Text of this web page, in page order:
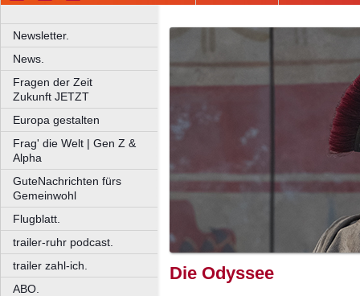
Newsletter.
News.
Fragen der Zeit
Zukunft JETZT
Europa gestalten
Frag' die Welt | Gen Z &
Alpha
GuteNachrichten fürs
Gemeinwohl
Flugblatt.
trailer-ruhr podcast.
trailer zahl-ich.
ABO.
Die Odyssee